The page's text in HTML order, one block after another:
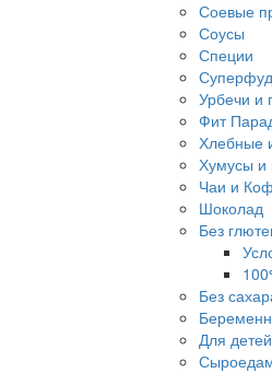
Соевые
Соусы
Специи
Урбечи и
Фит
Хлебные
Хумусы и
Чаи и
Шоколад
Без
Без
Для детей